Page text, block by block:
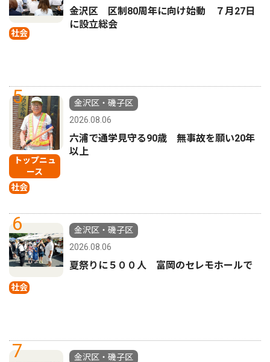
社会
金沢区 区制80周年に向け始動 ７月27日
に設立総会
5
トップニュ
ース
社会
金沢区・磯子区
2026.08.06
六浦で通学見守る90歳 無事故を願い20年
以上
6
社会
金沢区・磯子区
2026.08.06
夏祭りに５００人 富岡のセレモホールで
7
金沢区・磯子区